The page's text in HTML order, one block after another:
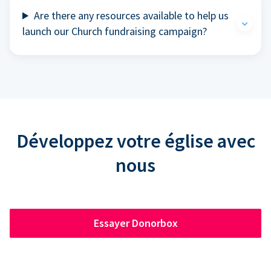
Are there any resources available to help us
launch our Church fundraising campaign?
Développez votre église avec
nous
Essayer Donorbox